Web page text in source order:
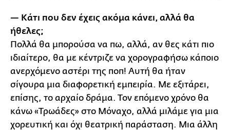
— Κάτι που δεν έχεις ακόμα κάνει, αλλά θα
ήθελες;
Πολλά θα μπορούσα να πω, αλλά, αν θες κάτι πιο
ιδιαίτερο, θα με κέντριζε να χορογραφήσω κάποιο
ανερχόμενο αστέρι της ποπ! Αυτή θα ήταν
σίγουρα μια διαφορετική εμπειρία. Με εξιτάρει,
επίσης, το αρχαίο δράμα. Τον επόμενο χρόνο θα
κάνω «Τρωάδες» στο Μόναχο, αλλά μιλάμε για μια
χορευτική και όχι θεατρική παράσταση. Μια άλλη